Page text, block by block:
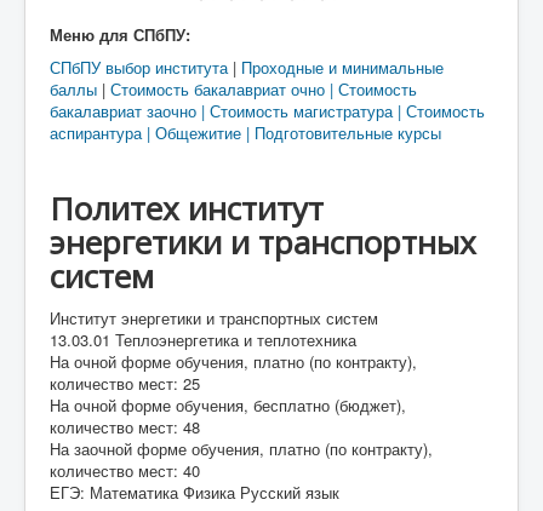
Меню для СПбПУ:
СПбПУ выбор института| Проходные и минимальные
баллы | Стоимость бакалавриат очно | Стоимость
бакалавриат заочно | Стоимость магистратура| Стоимость
аспирантура| Общежитие | Подготовительные курсы
Политех институт
энергетики и транспортных
систем
Институт энергетики и транспортных систем
13.03.01 Теплоэнергетика и теплотехника
На очной форме обучения, платно (по контракту),
количество мест: 25
На очной форме обучения, бесплатно (бюджет),
количество мест: 48
На заочной форме обучения, платно (по контракту),
количество мест: 40
ЕГЭ: Математика Физика Русский язык